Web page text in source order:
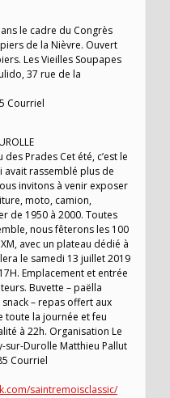
le cadre du Congrès
de la Nièvre. Ouvert
Les Vieilles Soupapes
37 rue de la
Courriel
des Prades Cet été, c’est le
avait rassemblé plus de
invitons à venir exposer
moto, camion,
de 1950 à 2000. Toutes
nous fêterons les 100
avec un plateau dédié à
le samedi 13 juillet 2019
Emplacement et entrée
Buvette – paëlla
– repas offert aux
toute la journée et feu
à 22h. Organisation Le
sur-Durolle Matthieu Pallut
Courriel
saintremoisclassic/